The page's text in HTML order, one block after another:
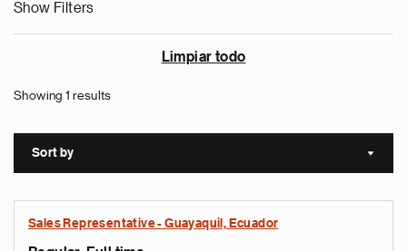
Show Filters
Limpiar todo
Showing 1 results
Sort by Sort
Sales Representative - Guayaquil, Ecuador